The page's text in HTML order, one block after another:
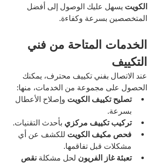
الكويت يسهل عليك الوصول إلى أفضل
المتخصصين بسرعة وكفاءة.
الخدمات المتاحة من فني
التكييف
عند الاتصال بفني تكييف محترف، يمكنك
الحصول على مجموعة من الخدمات، منها:
تصليح تكييف الكويت وإصلاح الأعطال
بسرعة.
تركيب تكييف مركزي بأحدث التقنيات.
فحص مكيف الكويت للكشف عن أي
مشكلات قبل تفاقمها.
تعبئة غاز الفريون لحل مشكلة نقص